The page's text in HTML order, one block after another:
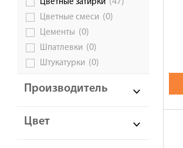
Цветные затирки
Цветные смеси (0)
Цементы (0)
Шпатлевки (0)
Штукатурки (0)
Производитель
Цвет